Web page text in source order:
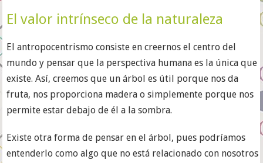
El valor intrínseco de la naturaleza
El antropocentrismo consiste en creernos el centro del
mundo y pensar que la perspectiva humana es la única que
existe. Así, creemos que un árbol es útil porque nos da
fruta, nos proporciona madera o simplemente porque nos
permite estar debajo de él a la sombra.
Existe otra forma de pensar en el árbol, pues podríamos
entenderlo como algo que no está relacionado con nosotros